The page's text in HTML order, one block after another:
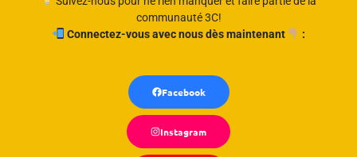
communauté 3C!
Connectez-vous avec nous dès maintenant
:
Facebook
Instagram